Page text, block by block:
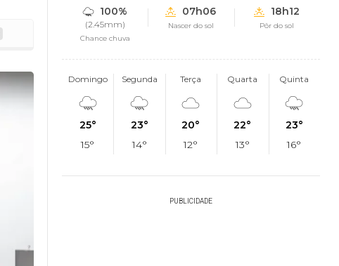
100%
(2.45mm)
Chance chuva
07h06
Nascer do sol
18h12
Pôr do sol
Domingo
25°
15°
Segunda
23°
14°
Terça
20°
12°
Quarta
22°
13°
Quinta
23°
16°
PUBLICIDADE